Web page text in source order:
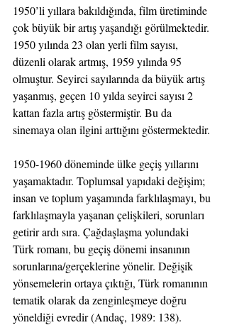
1950’li yıllara bakıldığında, film üretiminde
çok büyük bir artış yaşandığı görülmektedir.
1950 yılında 23 olan yerli film sayısı,
düzenli olarak artmış, 1959 yılında 95
olmuştur. Seyirci sayılarında da büyük artış
yaşanmış, geçen 10 yılda seyirci sayısı 2
kattan fazla artış göstermiştir. Bu da
sinemaya olan ilgini arttığını göstermektedir.
1950-1960 döneminde ülke geçiş yıllarını
yaşamaktadır. Toplumsal yapıdaki değişim;
insan ve toplum yaşamında farklılaşmayı, bu
farklılaşmayla yaşanan çelişkileri, sorunları
getirir ardı sıra. Çağdaşlaşma yolundaki
Türk romanı, bu geçiş dönemi insanının
sorunlarına/gerçeklerine yönelir. Değişik
yönsemelerin ortaya çıktığı, Türk romanının
tematik olarak da zenginleşmeye doğru
yöneldiği evredir (Andaç, 1989: 138).